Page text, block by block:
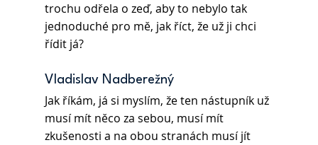
trochu odřela o zeď, aby to nebylo tak
jednoduché pro mě, jak říct, že už ji chci
řídit já?
Vladislav Nadberežný
Jak říkám, já si myslím, že ten nástupník už
musí mít něco za sebou, musí mít
zkušenosti a na obou stranách musí jít